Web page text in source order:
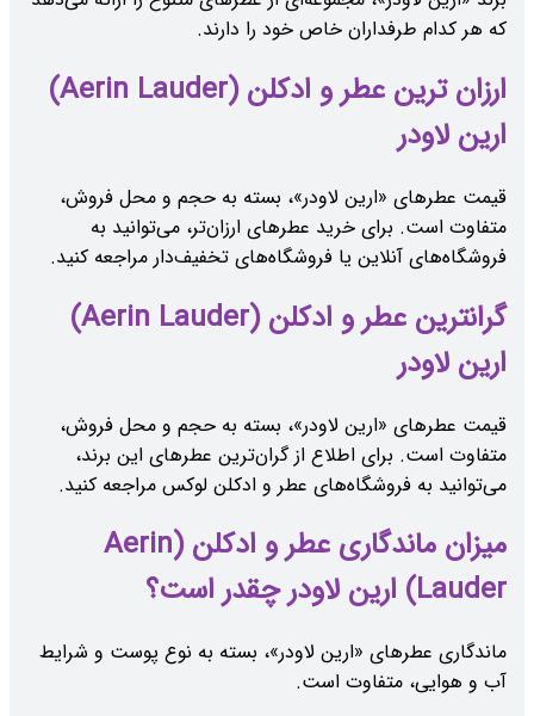
که هر کدام طرفداران خاص خود را دارند.
ارزان ترین عطر و ادکلن (Aerin Lauder)
ارین لاودر
قیمت عطرهای «ارین لاودر»، بسته به حجم و محل فروش،
متفاوت است. برای خرید عطرهای ارزان‌تر، می‌توانید به
فروشگاه‌های آنلاین یا فروشگاه‌های تخفیف‌دار مراجعه کنید.
گرانترین عطر و ادکلن (Aerin Lauder)
ارین لاودر
قیمت عطرهای «ارین لاودر»، بسته به حجم و محل فروش،
متفاوت است. برای اطلاع از گران‌ترین عطرهای این برند،
می‌توانید به فروشگاه‌های عطر و ادکلن لوکس مراجعه کنید.
میزان ماندگاری عطر و ادکلن (Aerin
Lauder) ارین لاودر چقدر است؟
ماندگاری عطرهای «ارین لاودر»، بسته به نوع پوست و شرایط
آب و هوایی، متفاوت است.